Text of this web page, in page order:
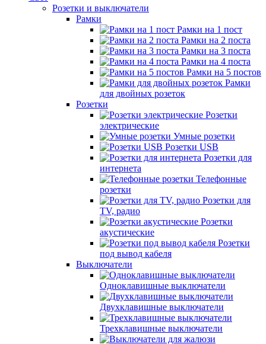
Розетки и выключатели
Рамки
Рамки на 1 пост
Рамки на 2 поста
Рамки на 3 поста
Рамки на 4 поста
Рамки на 5 постов
Рамки
для двойных розеток
Розетки
Розетки
электрические
Умные розетки
Розетки USB
Розетки для
интернета
Телефонные
розетки
Розетки для
TV, радио
Розетки
акустические
Розетки
под вывод кабеля
Выключатели
Одноклавишные выключатели
Двухклавишные выключатели
Трехклавишные выключатели